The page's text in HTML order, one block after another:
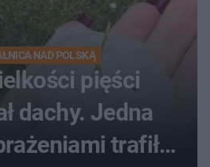
NAD POLSKĄ
pięści
dachy. Jedna
trafiła